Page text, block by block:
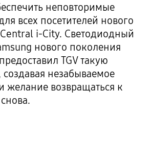
неповторимые
всех посетителей нового
Central i-City. Светодиодный
нового поколения
TGV такую
незабываемое
желание возвращаться к